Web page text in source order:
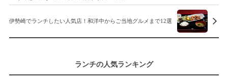
伊勢崎でランチしたい人気店！和洋中からご当地グルメまで12選
ランチの人気ランキング